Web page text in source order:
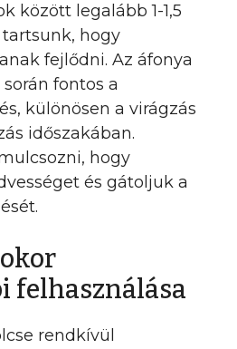
között legalább 1-1,5
hogy
fejlődni. Az áfonya
fontos a
különösen a virágzás
időszakában.
hogy
és gátoljuk a
felhasználása
rendkívül